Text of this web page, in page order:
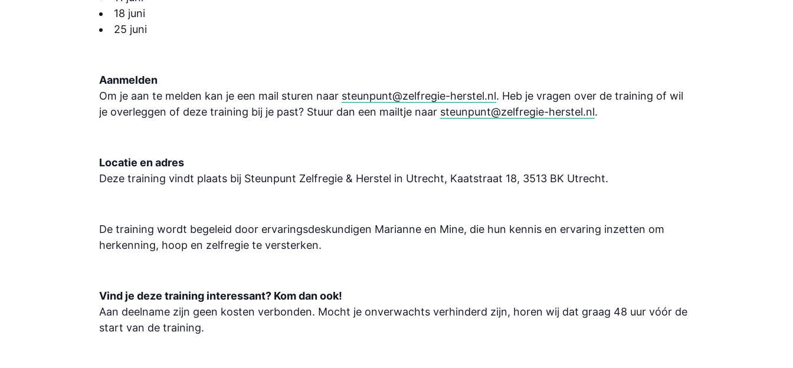
18 juni
25 juni
Aanmelden
Om je aan te melden kan je een mail sturen naar steunpunt@zelfregie-herstel.nl. Heb je vragen over de training of wil
je overleggen of deze training bij je past? Stuur dan een mailtje naar steunpunt@zelfregie-herstel.nl.
Locatie en adres
Deze training vindt plaats bij Steunpunt Zelfregie & Herstel in Utrecht, Kaatstraat 18, 3513 BK Utrecht.
De training wordt begeleid door ervaringsdeskundigen Marianne en Mine, die hun kennis en ervaring inzetten om
herkenning, hoop en zelfregie te versterken.
Vind je deze training interessant? Kom dan ook!
Aan deelname zijn geen kosten verbonden. Mocht je onverwachts verhinderd zijn, horen wij dat graag 48 uur vóór de
start van de training.